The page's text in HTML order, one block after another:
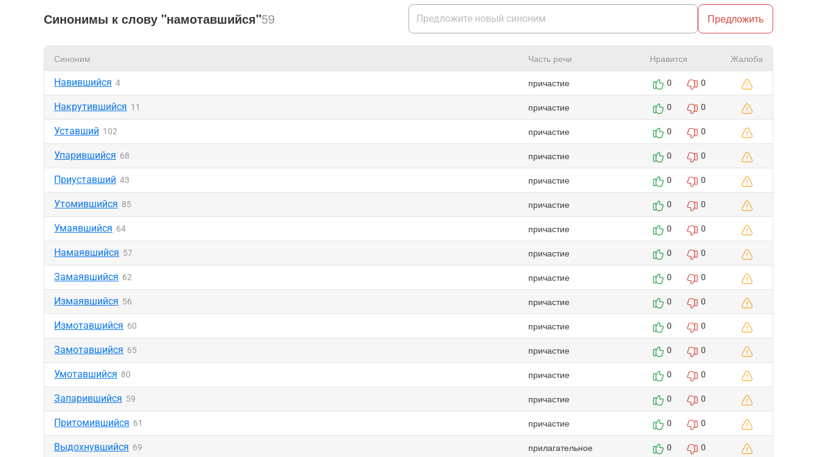
Синонимы к слову "намотавшийся"59 Предложить
Синоним Часть речи Нравится Жалоба
Навившийся 4 причастие 0 0
Накрутившийся 11 причастие 0 0
Уставший 102 причастие 0 0
Упарившийся 68 причастие 0 0
Приуставший 43 причастие 0 0
Утомившийся 85 причастие 0 0
Умаявшийся 64 причастие 0 0
Намаявшийся 57 причастие 0 0
Замаявшийся 62 причастие 0 0
Измаявшийся 56 причастие 0 0
Измотавшийся 60 причастие 0 0
Замотавшийся 65 причастие 0 0
Умотавшийся 80 причастие 0 0
Запарившийся 59 причастие 0 0
Притомившийся 61 причастие 0 0
Выдохнувшийся 69 прилагательное 0 0